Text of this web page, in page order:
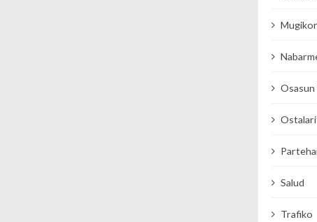
Salud
Trafiko